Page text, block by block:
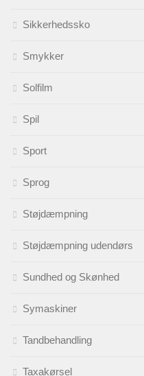
Sikkerhedssko
Smykker
Solfilm
Spil
Sport
Sprog
Støjdæmpning
Støjdæmpning udendørs
Sundhed og Skønhed
Symaskiner
Tandbehandling
Taxakørsel